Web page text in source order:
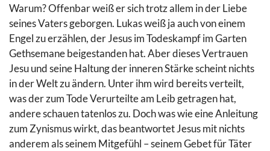
Warum? Offenbar weiß er sich trotz allem in der Liebe
seines Vaters geborgen. Lukas weiß ja auch von einem
Engel zu erzählen, der Jesus im Todeskampf im Garten
Gethsemane beigestanden hat. Aber dieses Vertrauen
Jesu und seine Haltung der inneren Stärke scheint nichts
in der Welt zu ändern. Unter ihm wird bereits verteilt,
was der zum Tode Verurteilte am Leib getragen hat,
andere schauen tatenlos zu. Doch was wie eine Anleitung
zum Zynismus wirkt, das beantwortet Jesus mit nichts
anderem als seinem Mitgefühl – seinem Gebet für Täter